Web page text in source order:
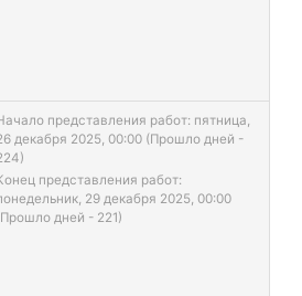
о задаче
представления работ: пятница,
декабря 2025, 00:00 (Прошло дней -
о задаче
представления работ:
29 декабря 2025, 00:00
дней - 221)